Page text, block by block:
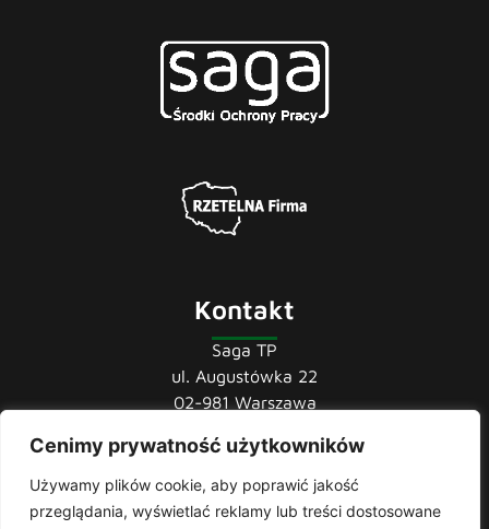
Cenimy prywatność użytkowników
Używamy plików cookie, aby poprawić jakość
przeglądania, wyświetlać reklamy lub treści dostosowane
Kontakt
Saga TP
ul. Augustówka 22
02-981 Warszawa
tel.: 22 741 36 85
22 852 43 60
mail:biuro@sagatp.pl